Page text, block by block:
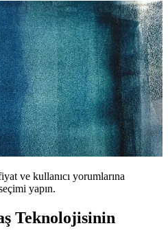
ve kullanıcı yorumlarına
yapın.
Teknolojisinin